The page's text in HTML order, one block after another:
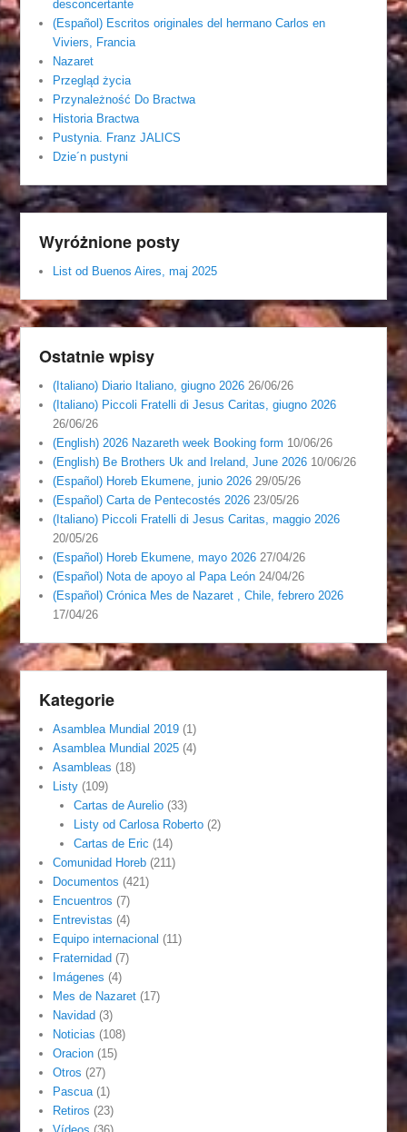
desconcertante
(Español) Escritos originales del hermano Carlos en
Viviers, Francia
Nazaret
Przegląd życia
Przynależność Do Bractwa
Historia Bractwa
Pustynia. Franz JALICS
Dzie´n pustyni
Wyróżnione posty
List od Buenos Aires, maj 2025
Ostatnie wpisy
(Italiano) Diario Italiano, giugno 2026 26/06/26
(Italiano) Piccoli Fratelli di Jesus Caritas, giugno 2026
26/06/26
(English) 2026 Nazareth week Booking form 10/06/26
(English) Be Brothers Uk and Ireland, June 2026 10/06/26
(Español) Horeb Ekumene, junio 2026 29/05/26
(Español) Carta de Pentecostés 2026 23/05/26
(Italiano) Piccoli Fratelli di Jesus Caritas, maggio 2026
20/05/26
(Español) Horeb Ekumene, mayo 2026 27/04/26
(Español) Nota de apoyo al Papa León 24/04/26
(Español) Crónica Mes de Nazaret , Chile, febrero 2026
17/04/26
Kategorie
Asamblea Mundial 2019 (1)
Asamblea Mundial 2025 (4)
Asambleas (18)
Listy (109)
Cartas de Aurelio(33)
Listy od Carlosa Roberto(2)
Cartas de Eric (14)
Comunidad Horeb (211)
Documentos (421)
Encuentros (7)
Entrevistas (4)
Equipo internacional (11)
Fraternidad (7)
Imágenes (4)
Mes de Nazaret (17)
Navidad (3)
Noticias (108)
Oracion (15)
Otros (27)
Pascua (1)
Retiros (23)